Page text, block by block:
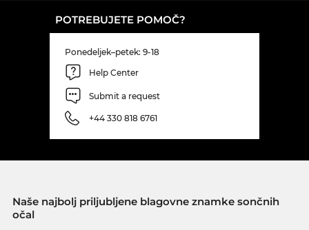
POTREBUJETE POMOČ?
Ponedeljek–petek: 9-18
Help Center
Submit a request
+44 330 818 6761
Naše najbolj priljubljene blagovne znamke sončnih
očal